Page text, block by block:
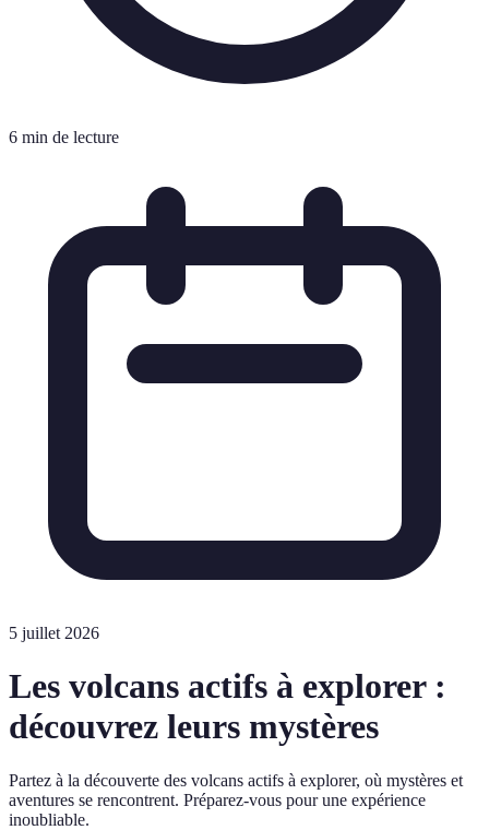
6 min de lecture
5 juillet 2026
Les volcans actifs à explorer :
découvrez leurs mystères
Partez à la découverte des volcans actifs à explorer, où mystères et
aventures se rencontrent. Préparez-vous pour une expérience
inoubliable.